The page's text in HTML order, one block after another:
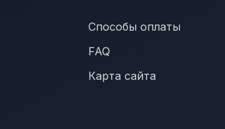
Способы оплаты
FAQ
Карта сайта